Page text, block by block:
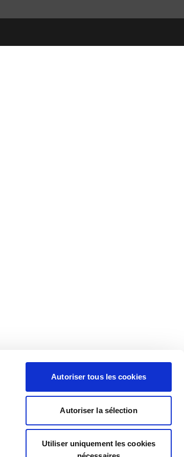
Autoriser tous les cookies
Autoriser la sélection
Utiliser uniquement les cookies